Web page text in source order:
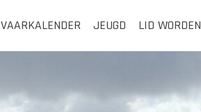
VAARKALENDER JEUGD LID WORDEN